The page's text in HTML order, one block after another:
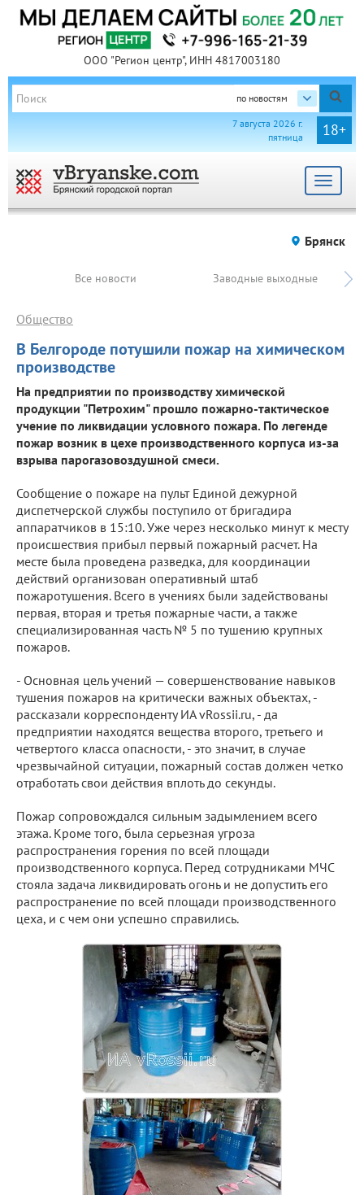
ООО "Регион центр", ИНН 4817003180
по новостям
18+
7 августа 2026 г.
пятница
Toggle
Брянск
Все новости Заводные выходные
В Белгороде потушили пожар на химическом
производстве
Общество
На предприятии по производству химической
продукции "Петрохим" прошло пожарно-тактическое
учение по ликвидации условного пожара. По легенде
пожар возник в цехе производственного корпуса из-за
взрыва парогазовоздушной смеси.
Сообщение о пожаре на пульт Единой дежурной
диспетчерской службы поступило от бригадира
аппаратчиков в 15:10. Уже через несколько минут к месту
происшествия прибыл первый пожарный расчет. На
месте была проведена разведка, для координации
действий организован оперативный штаб
пожаротушения. Всего в учениях были задействованы
первая, вторая и третья пожарные части, а также
специализированная часть № 5 по тушению крупных
пожаров.
- Основная цель учений — совершенствование навыков
тушения пожаров на критически важных объектах, -
рассказали корреспонденту ИА vRossii.ru, - да
предприятии находятся вещества второго, третьего и
четвертого класса опасности, - это значит, в случае
чрезвычайной ситуации, пожарный состав должен четко
отработать свои действия вплоть до секунды.
Пожар сопровождался сильным задымлением всего
этажа. Кроме того, была серьезная угроза
распространения горения по всей площади
производственного корпуса. Перед сотрудниками МЧС
стояла задача ликвидировать огонь и не допустить его
распространение по всей площади производственного
цеха, и с чем они успешно справились.